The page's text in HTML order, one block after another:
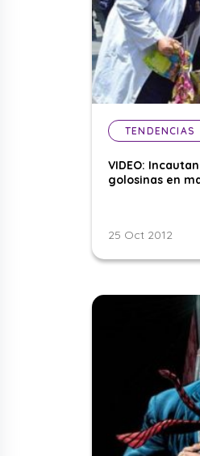
TENDENCIAS
VIDEO:
golosinas en
25 Oct 2012